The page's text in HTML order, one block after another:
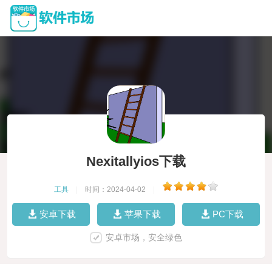
Nexitallyios下载
工具 时间：2024-04-02
安卓下载 苹果下载 PC下载
安卓市场，安全绿色